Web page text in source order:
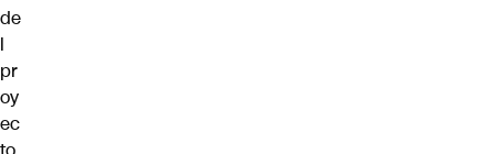
de
l
pr
oy
ec